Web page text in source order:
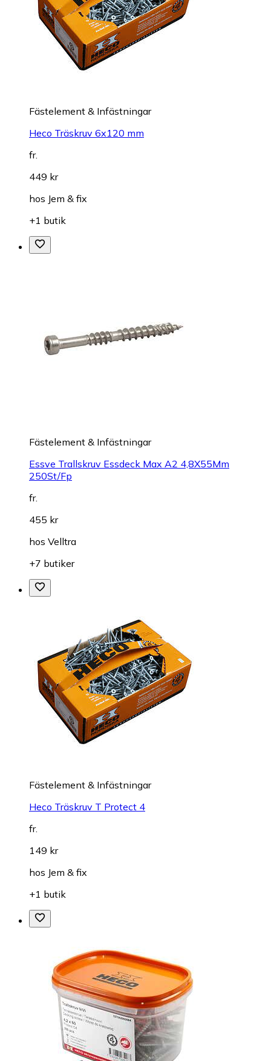
Fästelement & Infästningar
Heco Träskruv 6x120 mm
fr.
449 kr
hos Jem & fix
+1 butik
Fästelement & Infästningar
Essve Trallskruv Essdeck Max A2 4,8X55Mm
250St/Fp
fr.
455 kr
hos Velltra
+7 butiker
Fästelement & Infästningar
Heco Träskruv T Protect 4
fr.
149 kr
hos Jem & fix
+1 butik